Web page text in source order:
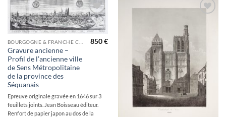
Ajouter
à la
wishlist
BOURGOGNE & FRANCHE COMTÉ
Gravure ancienne –
Profil de l’ancienne ville
de Sens Métropolitaine
de la province des
Séquanais
850€
Epreuve originale gravée en 1646 sur 3
feuillets joints. Jean Boisseau éditeur.
Renfort de papier japon au dos de la